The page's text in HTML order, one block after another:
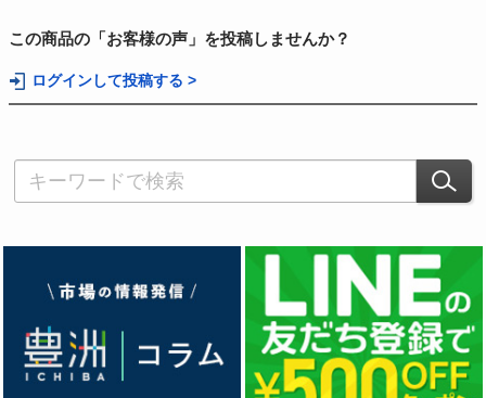
この商品の「お客様の声」を投稿しませんか？
ログインして投稿する >